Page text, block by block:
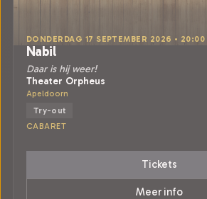
DONDERDAG 17 SEPTEMBER 2026 • 20:00
Nabil
Daar is hij weer!
Theater Orpheus
Apeldoorn
Try-out
CABARET
Tickets
Meer info